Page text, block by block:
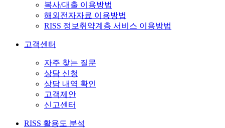
복사/대출 이용방법
해외전자자료 이용방법
RISS 정보취약계층 서비스 이용방법
고객센터
자주 찾는 질문
상담 신청
상담 내역 확인
고객제안
신고센터
RISS 활용도 분석